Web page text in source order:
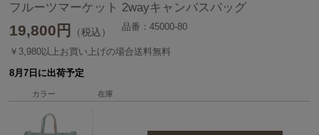
フルーツマーケット 2wayキャンバスバッグ
19,800 円 （税込） 品番：45000-80
￥3,980以上お買い上げの場合送料無料
8月7日に出荷予定
カラー 在庫